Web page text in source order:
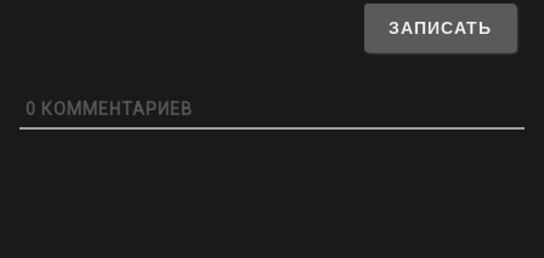
0 КОММЕНТАРИЕВ